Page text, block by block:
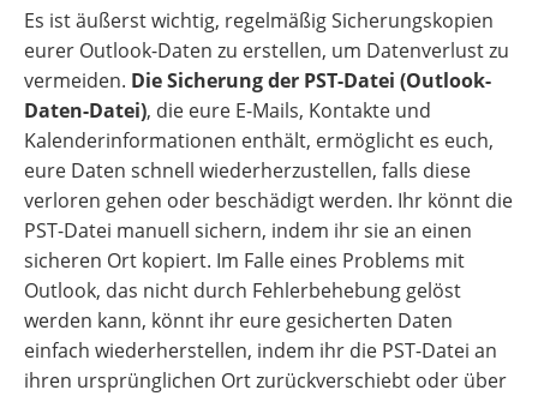
Es ist äußerst wichtig, regelmäßig Sicherungskopien
eurer Outlook-Daten zu erstellen, um Datenverlust zu
vermeiden. Die Sicherung der PST-Datei (Outlook-
Daten-Datei), die eure E-Mails, Kontakte und
Kalenderinformationen enthält, ermöglicht es euch,
eure Daten schnell wiederherzustellen, falls diese
verloren gehen oder beschädigt werden. Ihr könnt die
PST-Datei manuell sichern, indem ihr sie an einen
sicheren Ort kopiert. Im Falle eines Problems mit
Outlook, das nicht durch Fehlerbehebung gelöst
werden kann, könnt ihr eure gesicherten Daten
einfach wiederherstellen, indem ihr die PST-Datei an
ihren ursprünglichen Ort zurückverschiebt oder über